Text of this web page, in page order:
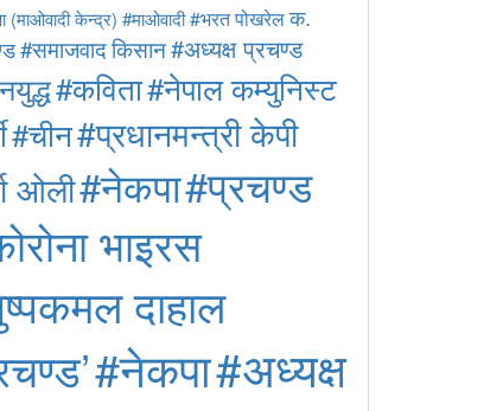
(माओवादी केन्द्र) #माओवादी#भरत पोखरेलक.
#समाजवादकिसान#अध्यक्ष प्रचण्ड
#कविता#नेपाल कम्युनिस्ट
#चीन#प्रधानमन्त्री केपी
ओली#नेकपा#प्रचण्ड
भाइरस
दाहाल
#नेकपा#अध्यक्ष